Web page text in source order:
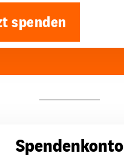
spenden
Spendenkonto